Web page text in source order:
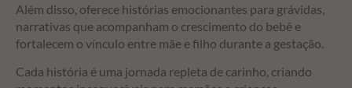
Além disso, oferece histórias emocionantes para grávidas,
narrativas que acompanham o crescimento do bebê e
fortalecem o vínculo entre mãe e filho durante a gestação.
Cada história é uma jornada repleta de carinho, criando